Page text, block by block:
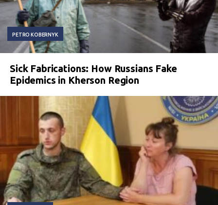
PETRO KOBERNYK
Sick Fabrications: How Russians Fake
Epidemics in Kherson Region